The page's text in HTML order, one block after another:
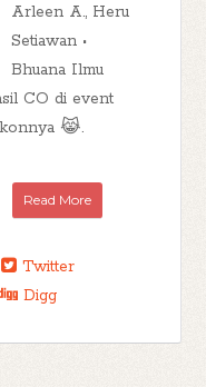
Arleen A., Heru
Setiawan •
Bhuana Ilmu
CO di event
😹.
Read More
Twitter
Digg